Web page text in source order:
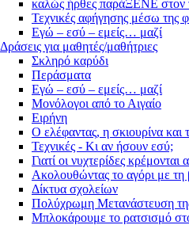
καλώς ήρθες παράΞΕΝΕ στον
Τεχνικές αφήγησης μέσω της
Εγώ – εσύ – εμείς… μαζί
Δράσεις για μαθητές/μαθήτριες
Σκληρό καρύδι
Περάσματα
Εγώ – εσύ – εμείς… μαζί
Μονόλογοι από το Αιγαίο
Ειρήνη
Ο ελέφαντας, η σκιουρίνα και
Τεχνικές - Κι αν ήσουν εσύ;
Γιατί οι νυχτερίδες κρέμονται
Ακολουθώντας το αγόρι με τη
Δίκτυα σχολείων
Πολύχρωμη Μετανάστευση
Μπλοκάρουμε το ρατσισμό